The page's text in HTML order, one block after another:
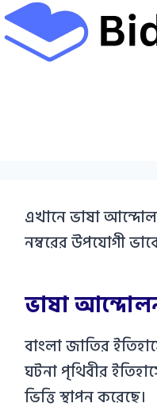
Skip
to
content
এখানে ভাষা
নম্বরের উপযোগী
ভাষা
বাংলা জাতির
ঘটনা পৃথিবীর
ভিত্তি স্থাপন করেছে।